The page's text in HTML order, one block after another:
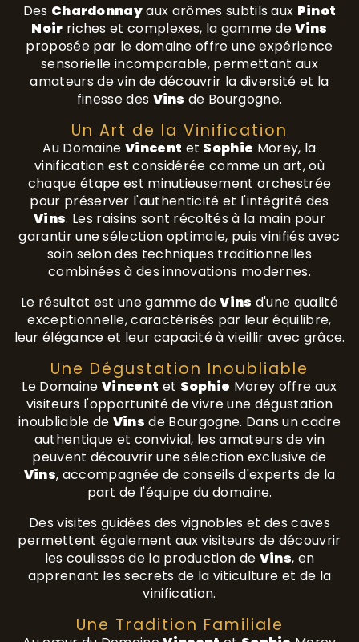
Des Chardonnayaux arômes subtils aux Pinot
Noir riches et complexes, la gamme deVins
proposée par le domaine offre une expérience
sensorielle incomparable, permettant aux
amateurs de vin de découvrir la diversité et la
finesse des Vins de Bourgogne.
Un Art de la Vinification
Au Domaine Vincent et Sophie Morey, la
vinification est considérée comme un art, où
chaque étape est minutieusement orchestrée
pour préserver l'authenticité et l'intégrité des
Vins. Les raisins sont récoltés à la main pour
garantir une sélection optimale, puis vinifiés avec
soin selon des techniques traditionnelles
combinées à des innovations modernes.
Le résultat est une gamme deVins d'une qualité
exceptionnelle, caractérisés par leur équilibre,
leur élégance et leur capacité à vieillir avec grâce.
Une Dégustation Inoubliable
Le Domaine Vincent et Sophie Morey offre aux
visiteurs l'opportunité de vivre une dégustation
inoubliable de Vins de Bourgogne. Dans un cadre
authentique et convivial, les amateurs de vin
peuvent découvrir une sélection exclusive de
Vins, accompagnée de conseils d'experts de la
part de l'équipe du domaine.
Des visites guidées des vignobles et des caves
permettent également aux visiteurs de découvrir
les coulisses de la production de Vins, en
apprenant les secrets de la viticulture et de la
vinification.
Une Tradition Familiale